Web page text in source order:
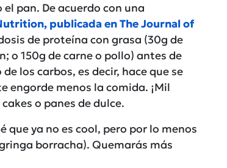
pan. De acuerdo con una
publicada en The Journal of
de proteína con grasa (30g de
o 150g de carne o pollo) antes de
los carbos, es decir, hace que se
engorde menos la comida. ¡Mil
o panes de dulce.
que ya no es cool, pero por lo menos
borracha). Quemarás más